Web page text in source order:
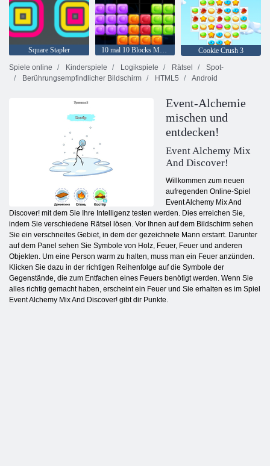
Square Stapler 10 mal 10 Blocks Match
Cookie Crush 3
Spiele online
Kinderspiele Logikspiele Rätsel
Spot-
Berührungsempfindlicher Bildschirm
HTML5 Android
Event-Alchemie
mischen und
entdecken!
Event Alchemy Mix
And Discover!
Willkommen zum neuen
aufregenden Online-Spiel
Event Alchemy Mix And
Discover! mit dem Sie Ihre Intelligenz testen werden. Dies erreichen Sie,
indem Sie verschiedene Rätsel lösen. Vor Ihnen auf dem Bildschirm sehen
Sie ein verschneites Gebiet, in dem der gezeichnete Mann erstarrt. Darunter
auf dem Panel sehen Sie Symbole von Holz, Feuer, Feuer und anderen
Objekten. Um eine Person warm zu halten, muss man ein Feuer anzünden.
Klicken Sie dazu in der richtigen Reihenfolge auf die Symbole der
Gegenstände, die zum Entfachen eines Feuers benötigt werden. Wenn Sie
alles richtig gemacht haben, erscheint ein Feuer und Sie erhalten es im Spiel
Event Alchemy Mix And Discover! gibt dir Punkte.